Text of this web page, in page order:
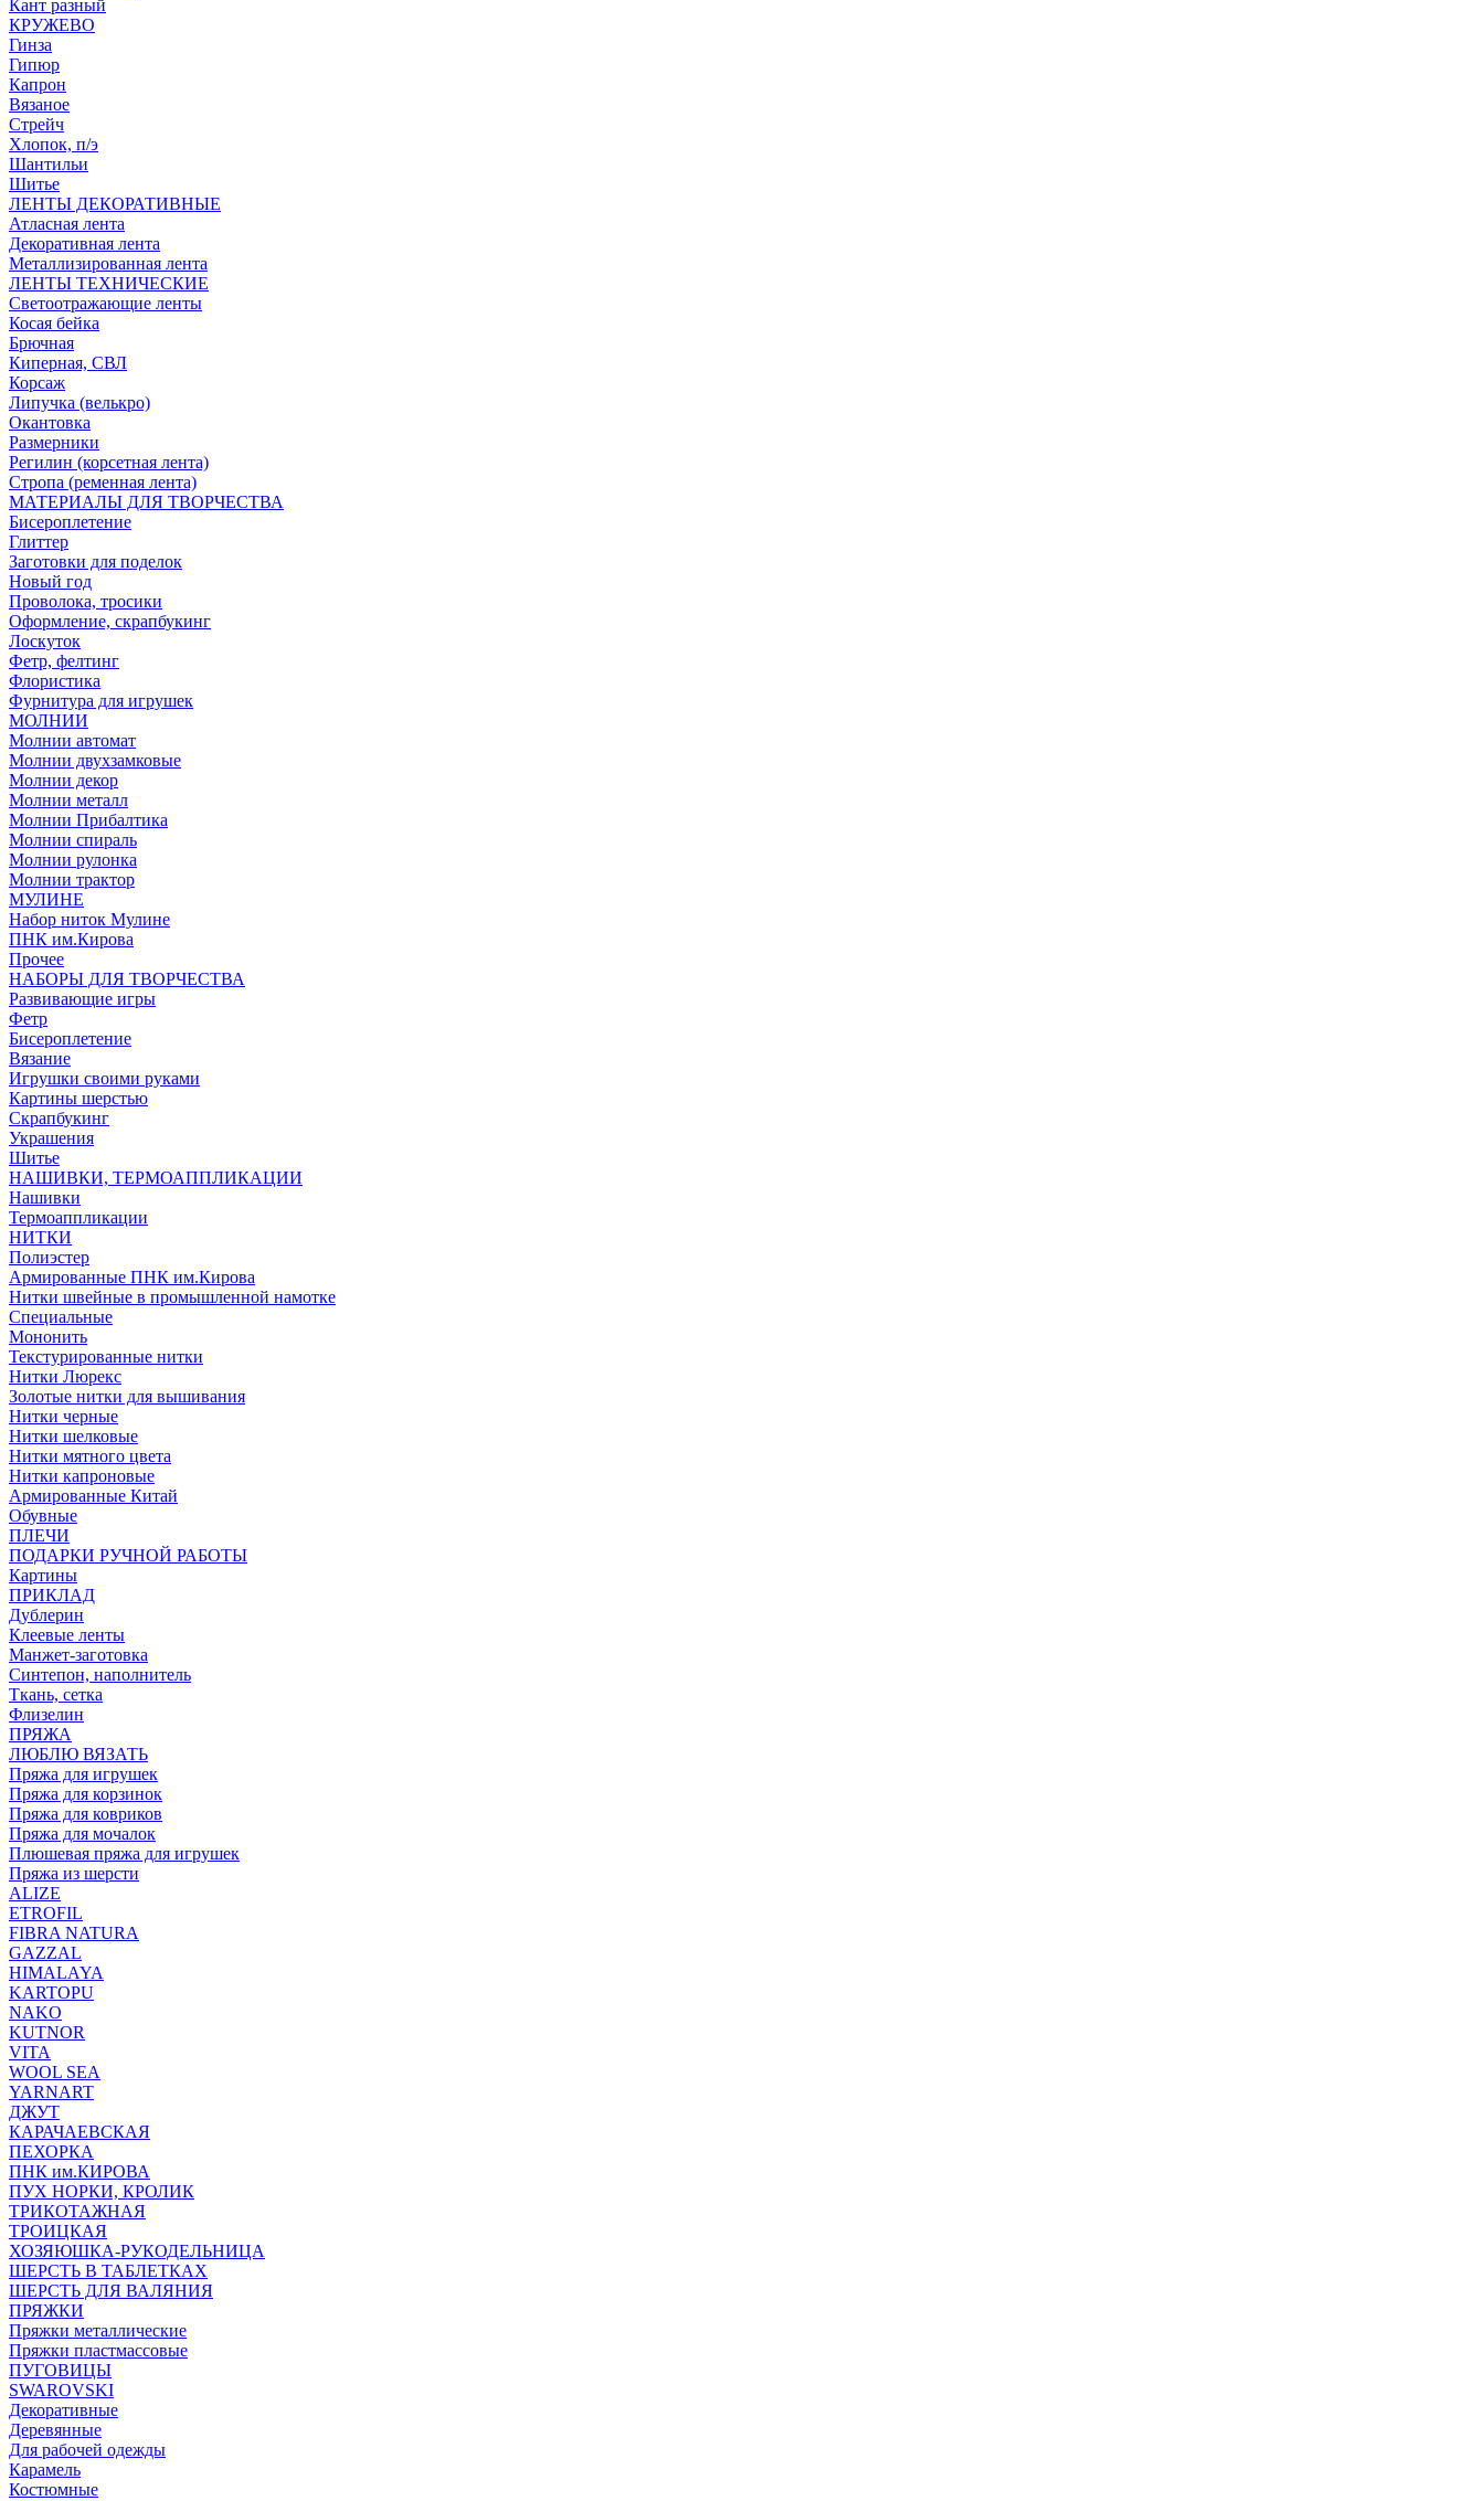
Кант разный
КРУЖЕВО
Гинза
Гипюр
Капрон
Вязаное
Стрейч
Хлопок, п/э
Шантильи
Шитье
ЛЕНТЫ ДЕКОРАТИВНЫЕ
Атласная лента
Декоративная лента
Металлизированная лента
ЛЕНТЫ ТЕХНИЧЕСКИЕ
Светоотражающие ленты
Косая бейка
Брючная
Киперная, СВЛ
Корсаж
Липучка (велькро)
Окантовка
Размерники
Регилин (корсетная лента)
Стропа (ременная лента)
МАТЕРИАЛЫ ДЛЯ ТВОРЧЕСТВА
Бисероплетение
Глиттер
Заготовки для поделок
Новый год
Проволока, тросики
Оформление, скрапбукинг
Лоскуток
Фетр, фелтинг
Флористика
Фурнитура для игрушек
МОЛНИИ
Молнии автомат
Молнии двухзамковые
Молнии декор
Молнии металл
Молнии Прибалтика
Молнии спираль
Молнии рулонка
Молнии трактор
МУЛИНЕ
Набор ниток Мулине
ПНК им.Кирова
Прочее
НАБОРЫ ДЛЯ ТВОРЧЕСТВА
Развивающие игры
Фетр
Бисероплетение
Вязание
Игрушки своими руками
Картины шерстью
Скрапбукинг
Украшения
Шитье
НАШИВКИ, ТЕРМОАППЛИКАЦИИ
Нашивки
Термоаппликации
НИТКИ
Полиэстер
Армированные ПНК им.Кирова
Нитки швейные в промышленной намотке
Специальные
Мононить
Текстурированные нитки
Нитки Люрекс
Золотые нитки для вышивания
Нитки черные
Нитки шелковые
Нитки мятного цвета
Нитки капроновые
Армированные Китай
Обувные
ПЛЕЧИ
ПОДАРКИ РУЧНОЙ РАБОТЫ
Картины
ПРИКЛАД
Дублерин
Клеевые ленты
Манжет-заготовка
Синтепон, наполнитель
Ткань, сетка
Флизелин
ПРЯЖА
ЛЮБЛЮ ВЯЗАТЬ
Пряжа для игрушек
Пряжа для корзинок
Пряжа для ковриков
Пряжа для мочалок
Плюшевая пряжа для игрушек
Пряжа из шерсти
ALIZE
ETROFIL
FIBRA NATURA
GAZZAL
HIMALAYA
KARTOPU
NAKO
KUTNOR
VITA
WOOL SEA
YARNART
ДЖУТ
КАРАЧАЕВСКАЯ
ПЕХОРКА
ПНК им.КИРОВА
ПУХ НОРКИ, КРОЛИК
ТРИКОТАЖНАЯ
ТРОИЦКАЯ
ХОЗЯЮШКА-РУКОДЕЛЬНИЦА
ШЕРСТЬ В ТАБЛЕТКАХ
ШЕРСТЬ ДЛЯ ВАЛЯНИЯ
ПРЯЖКИ
Пряжки металлические
Пряжки пластмассовые
ПУГОВИЦЫ
SWAROVSKI
Декоративные
Деревянные
Для рабочей одежды
Карамель
Костюмные